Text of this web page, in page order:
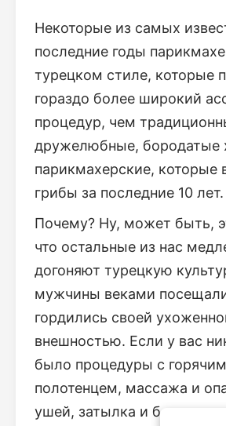
Некоторые из самых
последние годы
турецком стиле, которые
гораздо более широкий
процедур, чем
дружелюбные, бородатые
парикмахерские, которые
грибы за последние 10 лет.
Почему? Ну, может быть,
что остальные из нас
догоняют турецкую
мужчины веками
гордились своей
внешностью. Если у вас
было процедуры с горячим
полотенцем, массажа и
ушей, затылка и боков, мы